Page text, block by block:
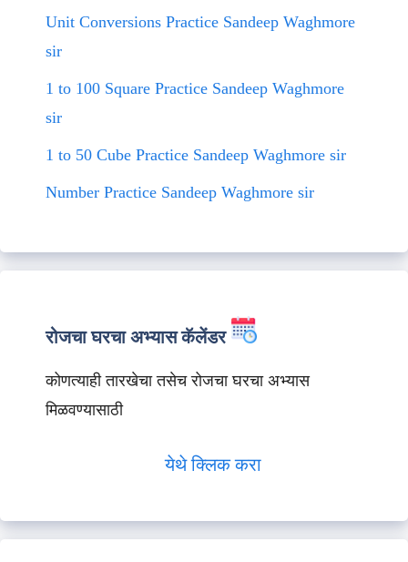
Unit Conversions Practice Sandeep Waghmore
sir
1 to 100 Square Practice Sandeep Waghmore
sir
1 to 50 Cube Practice Sandeep Waghmore sir
Number Practice Sandeep Waghmore sir
रोजचा घरचा अभ्यास कॅलेंडर
कोणत्याही तारखेचा तसेच रोजचा घरचा अभ्यास
मिळवण्यासाठी
येथे क्लिक करा